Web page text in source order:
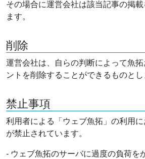
その場合に運営会社は該当記事の掲
ます。
削除
運営会社は、自らの判断によって魚
ントを削除することができるものとし
禁止事項
利用者による「ウェブ魚拓」の利用
が禁止されています。
- ウェブ魚拓のサーバに過度の負荷を